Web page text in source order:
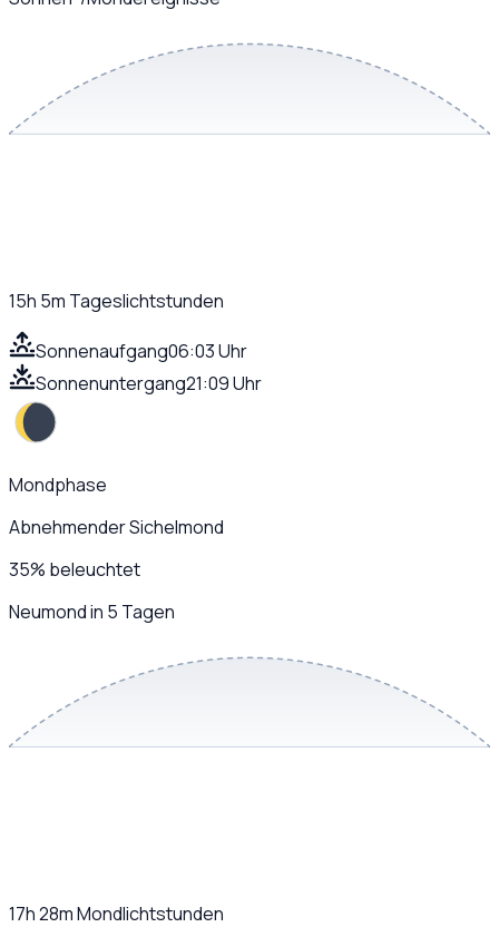
15h 5m Tageslichtstunden
Sonnenaufgang06:03 Uhr
Sonnenuntergang21:09 Uhr
Mondphase
Abnehmender Sichelmond
35% beleuchtet
Neumond in 5 Tagen
17h 28mMondlichtstunden